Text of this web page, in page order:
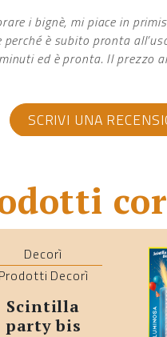
i bignè, mi piace in
è subito pronta
ed è pronta. Il prezzo
SCRIVI UNA
Decorì
Prodotti Decorì
scintilla
party bis